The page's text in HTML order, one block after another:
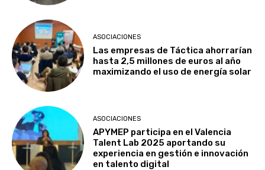
ASOCIACIONES
Las empresas de Táctica ahorrarían
hasta 2,5 millones de euros al año
maximizando el uso de energía solar
ASOCIACIONES
APYMEP participa en el Valencia
Talent Lab 2025 aportando su
experiencia en gestión e innovación
en talento digital